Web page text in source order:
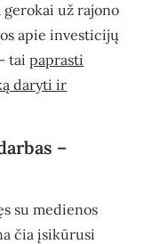
už rajono
apie investicijų
taipaprasti
daryti ir
–
su medienos
čia įsikūrusi